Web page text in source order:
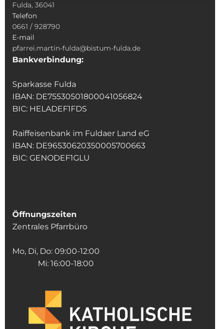
Fulda, 36041
Telefon
0661 / 928790
E-mail
pfarrei.martin-fulda@bistum-fulda.de
Bankverbindung:
Sparkasse Fulda
IBAN: DE75530501800041056824
BIC: HELADEF1FDS
Raiffeisenbank im Fuldaer Land eG
IBAN: DE96530620350005700663
BIC: GENODEF1GLU
Öffnungszeiten
Zentrales Pfarrbüro
Mo, Di, Do: 09:00-12:00
Mi: 16:00-18:00